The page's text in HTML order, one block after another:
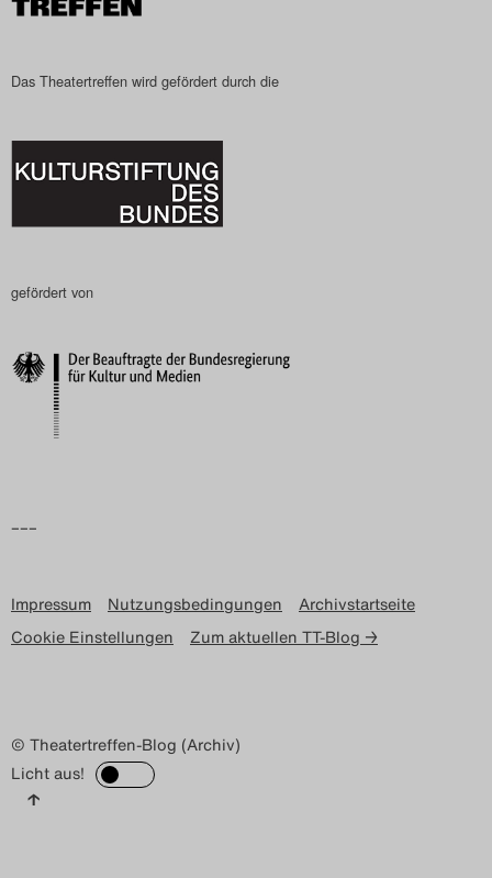
Das Theatertreffen-Blog
2024
2025
Das Theatertreffen-Blog
Nutzungsbedingungen
Das Theatertreffen wird gefördert durch die
gefördert von
–––
Impressum Nutzungsbedingungen
Archivstartseite
Cookie Einstellungen
Zum aktuellen TT-Blog →
© Theatertreffen-Blog (Archiv)
Licht aus!
↑